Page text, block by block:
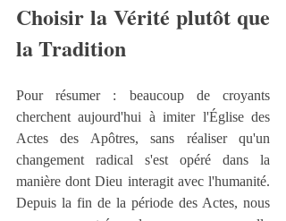
Choisir la Vérité plutôt que
la Tradition
Pour résumer : beaucoup de croyants
cherchent aujourd'hui à imiter l'Église des
Actes des Apôtres, sans réaliser qu'un
changement radical s'est opéré dans la
manière dont Dieu interagit avec l'humanité.
Depuis la fin de la période des Actes, nous